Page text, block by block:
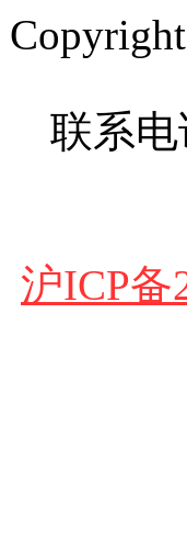
联系
沪ICP备